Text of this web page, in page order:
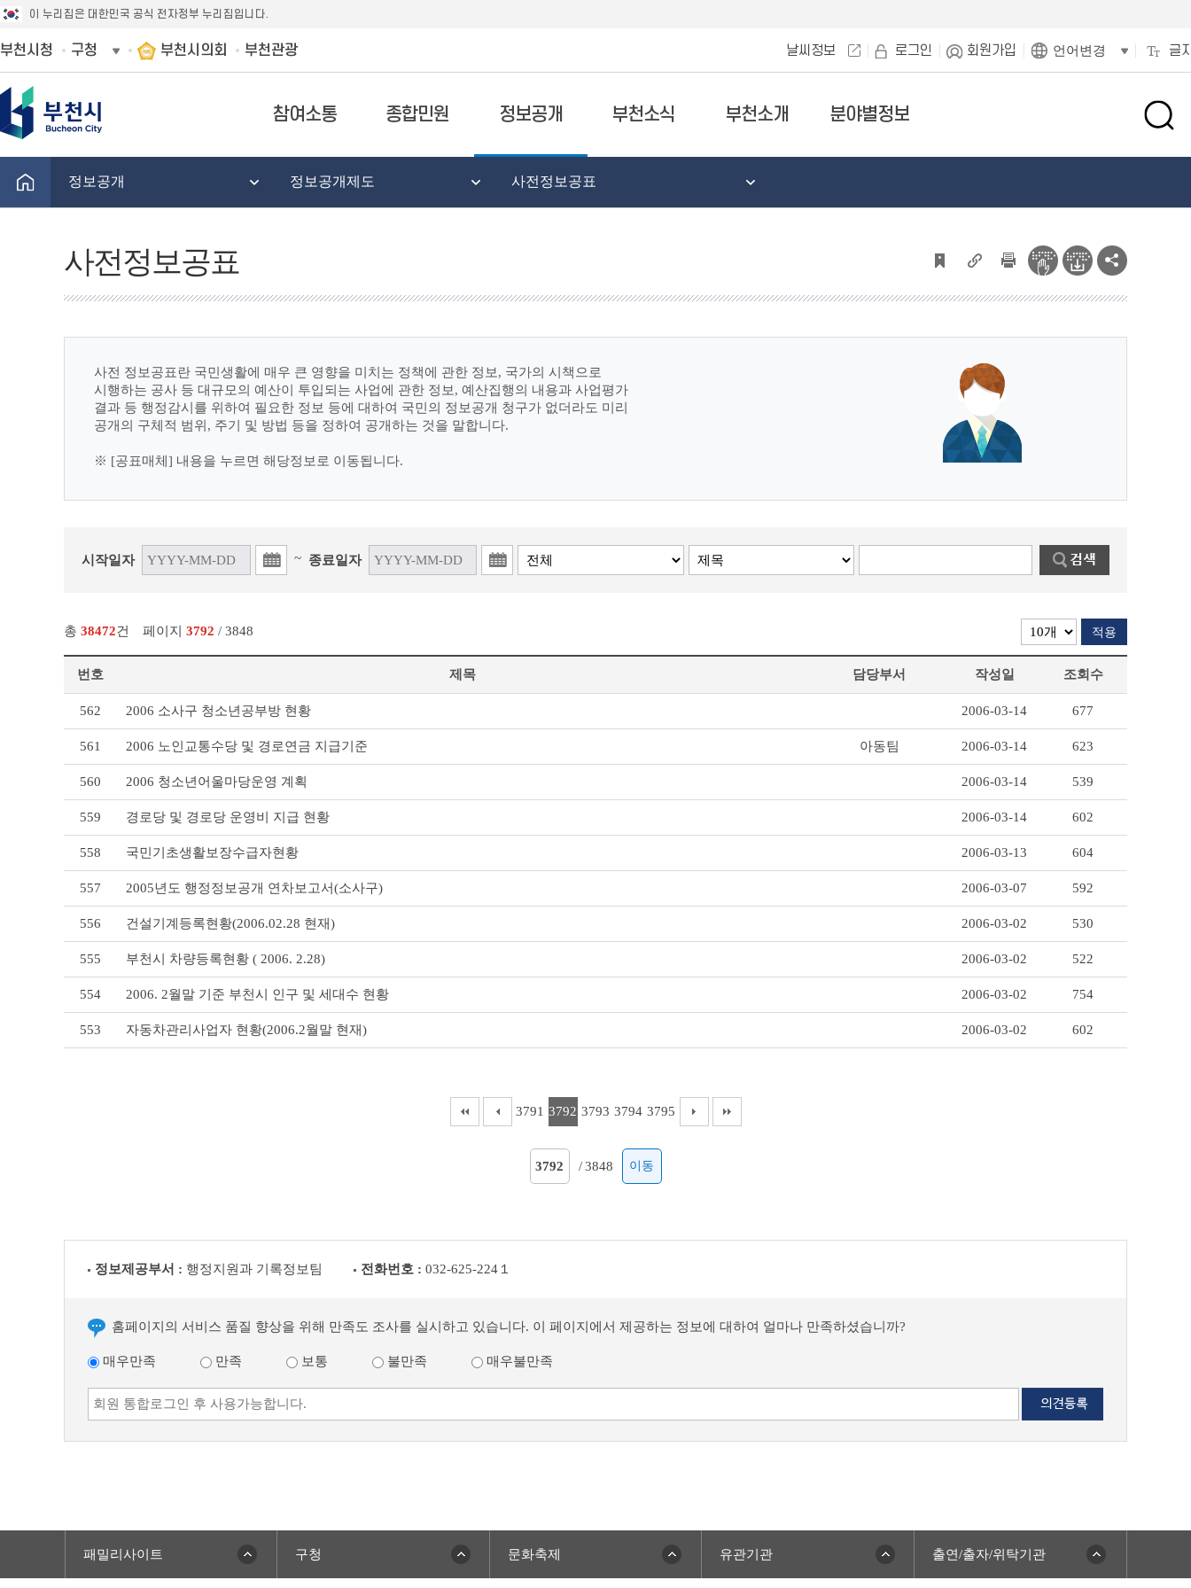
이 누리집은 대한민국 공식 전자정부 누리집입니다.
부천시청 구청 부천시의회 부천관광 날씨정보 로그인 회원가입 언어변경 글
참여소통 종합민원 정보공개 부천소식 부천소개 분야별정보
검
창
정보공개 정보공개제도 사전정보공표
사전정보공표
사전 정보공표란 국민생활에 매우 큰 영향을 미치는 정책에 관한 정보, 국가의 시책으로
시행하는 공사 등 대규모의 예산이 투입되는 사업에 관한 정보, 예산집행의 내용과 사업평가
결과 등 행정감시를 위하여 필요한 정보 등에 대하여 국민의 정보공개 청구가 없더라도 미리
공개의 구체적 범위, 주기 및 방법 등을 정하여 공개하는 것을 말합니다.
※ [공표매체] 내용을 누르면 해당정보로 이동됩니다.
시작일자 ~ 종료일자
총 38472건 페이지 3792 / 3848 적용
리
트
이
번호 제목 담당부서 작성일 조회수
562 2006 소사구 청소년공부방 현황 2006-03-14 677
561 2006 노인교통수당 및 경로연금 지급기준 아동팀 2006-03-14 623
560 2006 청소년어울마당운영 계획 2006-03-14 539
559 경로당 및 경로당 운영비 지급 현황 2006-03-14 602
558 국민기초생활보장수급자현황 2006-03-13 604
557 2005년도 행정정보공개 연차보고서(소사구) 2006-03-07 592
556 건설기계등록현황(2006.02.28 현재) 2006-03-02 530
555 부천시 차량등록현황 ( 2006. 2.28) 2006-03-02 522
554 2006. 2월말 기준 부천시 인구 및 세대수 현황 2006-03-02 754
553 자동차관리사업자 현황(2006.2월말 현재) 2006-03-02 602
3791 3792 3793 3794 3795
/ 3848 이동
정보제공부서 : 행정지원과 기록정보팀 전화번호 : 032-625-224１
홈페이지의 서비스 품질 향상을 위해 만족도 조사를 실시하고 있습니다. 이 페이지에서 제공하는 정보에 대하여 얼마나 만족하셨습니까?
매우만족 만족 보통 불만족 매우불만족
패밀리사이트 구청 문화축제 유관기관 출연/출자/위탁기관